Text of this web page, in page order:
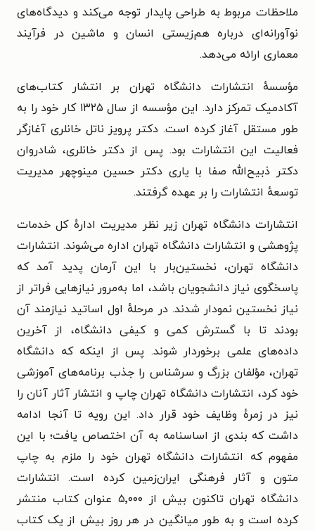
ملاحظات مربوط به طراحی پایدار توجه می‌کند و دیدگاه‌های
نوآورانه‌ای درباره هم‌زیستی انسان و ماشین در فرآیند
معماری ارائه می‌دهد.
مؤسسهٔ انتشارات دانشگاه تهران بر انتشار کتاب‌های
آکادمیک تمرکز دارد. این مؤسسه از سال ۱۳۲۵ کار خود را به
طور مستقل آغاز کرده است. دکتر پرویز ناتل خانلری آغازگر
فعالیت این انتشارات بود. پس از دکتر خانلری، شادروان
دکتر ذبیح‌الله صفا با یاری دکتر حسین مینوچهر مدیریت
توسعهٔ انتشارات را بر عهده گرفتند.
انتشارات دانشگاه تهران زیر نظر مدیریت ادارهٔ کل خدمات
پژوهشی و انتشارات دانشگاه تهران اداره می‌شوند. انتشارات
دانشگاه تهران، نخستین‌بار با این آرمان پدید آمد که
پاسخگوی نیاز دانشجویان باشد، اما به‌مرور نیازهایی فراتر از
نیاز نخستین نمودار شدند. در مرحلهٔ اول اساتید نیازمند آن
بودند تا با گسترش کمی و کیفی دانشگاه، از آخرین
داده‌های علمی برخوردار شوند. پس از اینکه که دانشگاه
تهران، مؤلفان بزرگ و سرشناس را جذب برنامه‌های آموزشی
خود کرد، انتشارات دانشگاه تهران چاپ و انتشار آثار آنان را
نیز در زمرهٔ وظایف خود قرار داد. این رویه تا آنجا ادامه
داشت که بندی از اساسنامه به آن اختصاص یافت؛ با این
مفهوم که انتشارات دانشگاه تهران خود را ملزم به چاپ
متون و آثار فرهنگی ایران‌زمین کرده است. انتشارات
دانشگاه تهران تاکنون بیش از ۵٬۰۰۰ عنوان کتاب منتشر
کرده است و به طور میانگین در هر روز بیش از یک کتاب